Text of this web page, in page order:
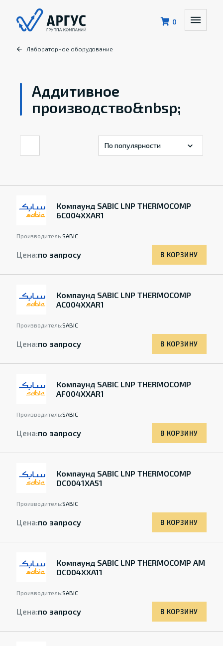
0
Лабораторное оборудование
Аддитивное
производство&nbsp;
Компаунд SABIC LNP THERMOCOMP
6C004XXAR1
Производитель:SABIC
Цена:по запросу В КОРЗИНУ
Компаунд SABIC LNP THERMOCOMP
AC004XXAR1
Производитель:SABIC
Цена:по запросу В КОРЗИНУ
Компаунд SABIC LNP THERMOCOMP
AF004XXAR1
Производитель:SABIC
Цена:по запросу В КОРЗИНУ
Компаунд SABIC LNP THERMOCOMP
DC0041XA51
Производитель:SABIC
Цена:по запросу В КОРЗИНУ
Компаунд SABIC LNP THERMOCOMP AM
DC004XXA11
Производитель:SABIC
Цена:по запросу В КОРЗИНУ